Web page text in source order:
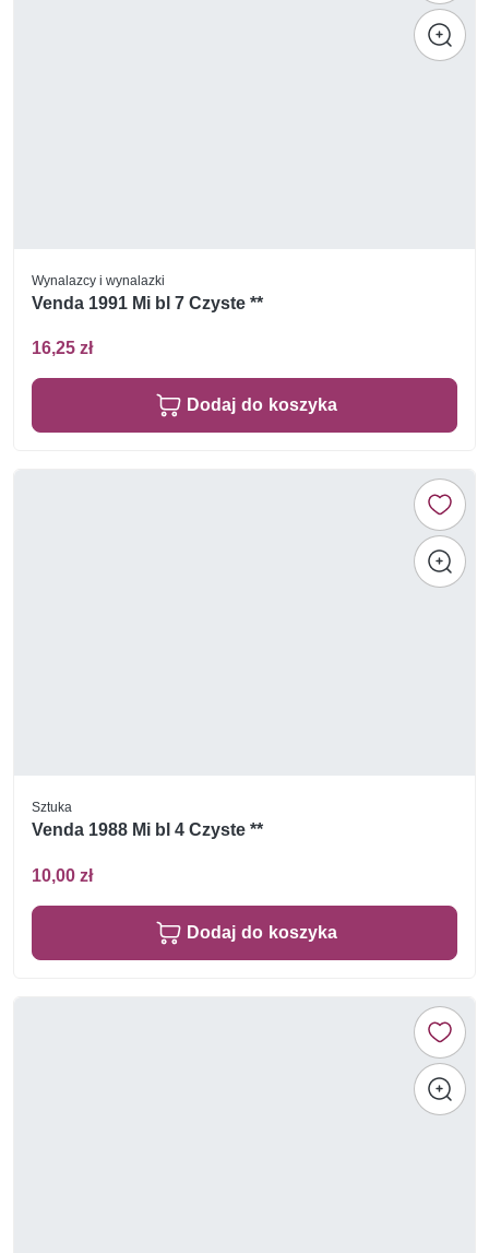
Wynalazcy i wynalazki
Venda 1991 Mi bl 7 Czyste **
16,25 zł
Dodaj do koszyka
Sztuka
Venda 1988 Mi bl 4 Czyste **
10,00 zł
Dodaj do koszyka